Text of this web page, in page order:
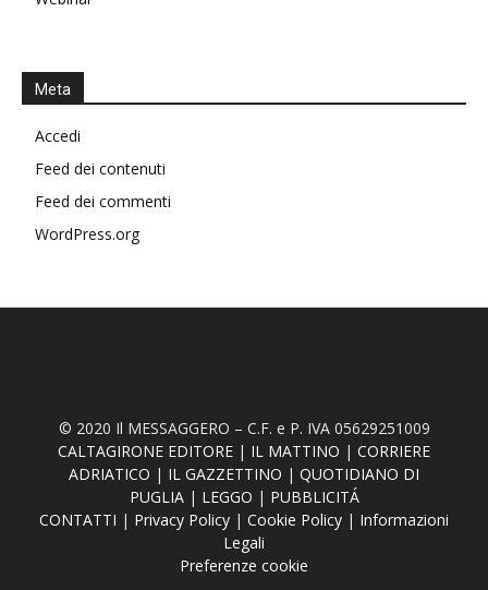
Meta
Accedi
Feed dei contenuti
Feed dei commenti
WordPress.org
© 2020 Il MESSAGGERO – C.F. e P. IVA 05629251009
CALTAGIRONE EDITORE | IL MATTINO | CORRIERE
ADRIATICO | IL GAZZETTINO | QUOTIDIANO DI
PUGLIA| LEGGO | PUBBLICITÁ
CONTATTI | Privacy Policy | Cookie Policy | Informazioni
Legali
Preferenze cookie